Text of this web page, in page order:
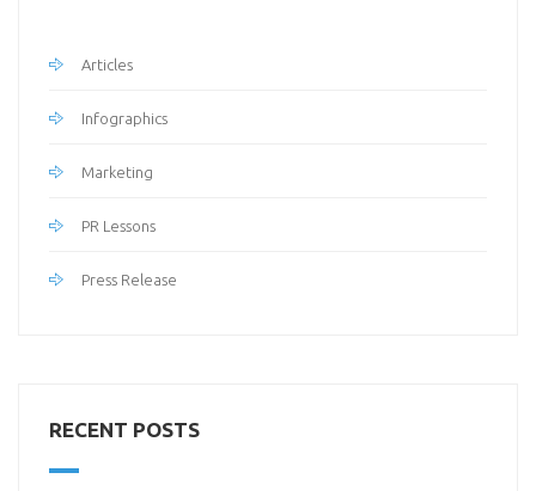
Articles
Infographics
Marketing
PR Lessons
Press Release
RECENT POSTS